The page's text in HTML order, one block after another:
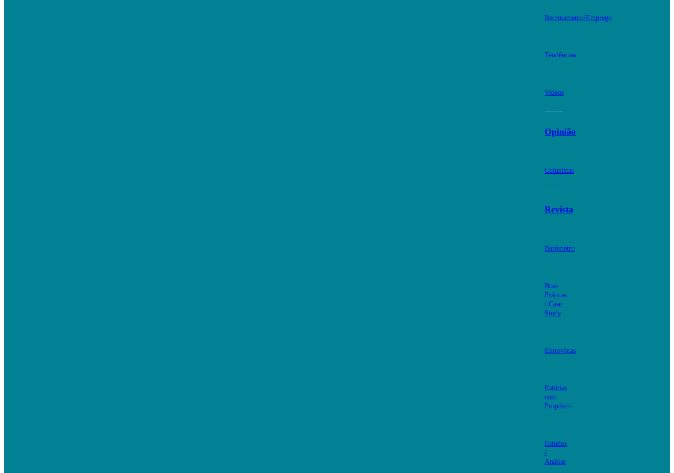
Recrutamento/Emprego
Tendências
Videos
Opinião
Colunistas
Revista
Barómetro
Boas
Práticas
/ Case
Study
Entrevistas
Estórias
com
Propósito
Estudos
/
Análise